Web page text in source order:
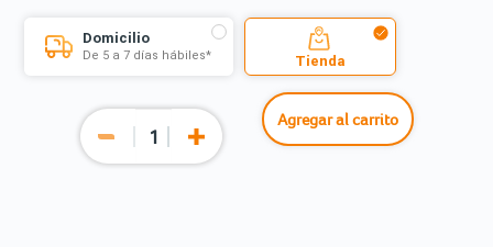
Domicilio
De 5 a 7 días hábiles* Tienda
Agregar al carrito